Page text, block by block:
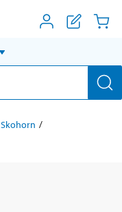
Skohorn